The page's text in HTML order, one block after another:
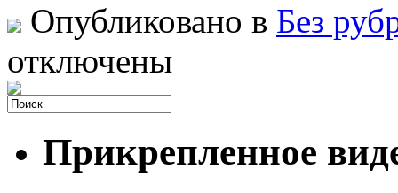
Опубликовано в Без
отключены
Прикрепленное